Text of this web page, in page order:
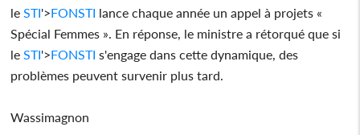
le STI'>FONSTI lance chaque année un appel à projets «
Spécial Femmes ». En réponse, le ministre a rétorqué que si
le STI'>FONSTI s'engage dans cette dynamique, des
problèmes peuvent survenir plus tard.
Wassimagnon